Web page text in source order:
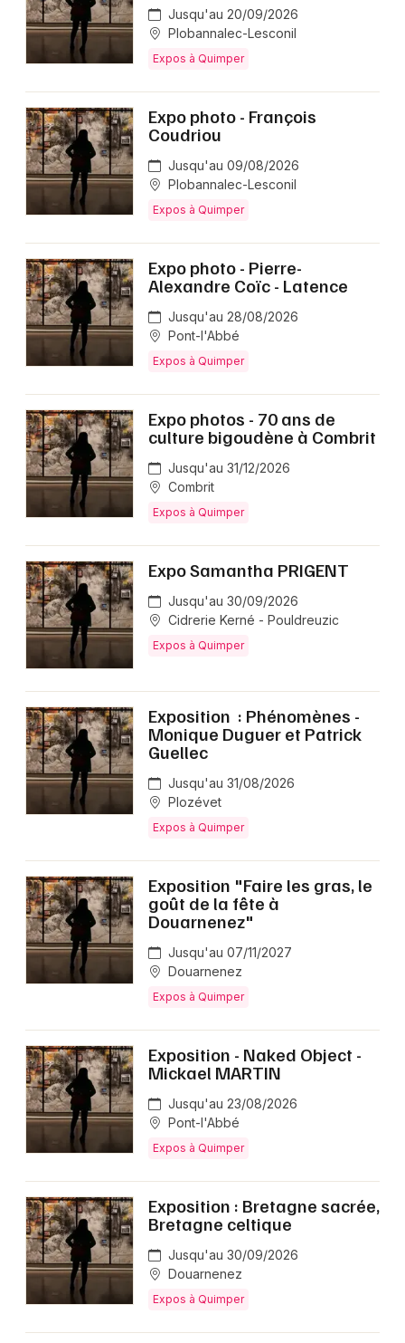
Jusqu'au 20/09/2026
Plobannalec-Lesconil
Expos à Quimper
Expo photo - François
Coudriou
Jusqu'au 09/08/2026
Plobannalec-Lesconil
Expos à Quimper
Expo photo - Pierre-
Alexandre Coïc - Latence
Jusqu'au 28/08/2026
Pont-l'Abbé
Expos à Quimper
Expo photos - 70 ans de
culture bigoudène à Combrit
Jusqu'au 31/12/2026
Combrit
Expos à Quimper
Expo Samantha PRIGENT
Jusqu'au 30/09/2026
Cidrerie Kerné - Pouldreuzic
Expos à Quimper
Exposition : Phénomènes -
Monique Duguer et Patrick
Guellec
Jusqu'au 31/08/2026
Plozévet
Expos à Quimper
Exposition "Faire les gras, le
goût de la fête à
Douarnenez"
Jusqu'au 07/11/2027
Douarnenez
Expos à Quimper
Exposition - Naked Object -
Mickael MARTIN
Jusqu'au 23/08/2026
Pont-l'Abbé
Expos à Quimper
Exposition : Bretagne sacrée,
Bretagne celtique
Jusqu'au 30/09/2026
Douarnenez
Expos à Quimper